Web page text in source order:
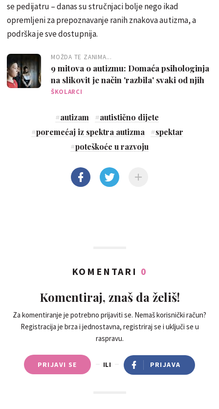
se pedijatru – danas su stručnjaci bolje nego ikad
opremljeni za prepoznavanje ranih znakova autizma, a
podrška je sve dostupnija.
MOŽDA TE ZANIMA...
9 mitova o autizmu: Domaća psihologinja
na slikovit je način 'razbila' svaki od njih
ŠKOLARCI
#autizam #autistično dijete
#poremećaj iz spektra autizma #spektar
#poteškoće u razvoju
KOMENTARI 0
Komentiraj, znaš da želiš!
Za komentiranje je potrebno prijaviti se. Nemaš korisnički račun?
Registracija je brza i jednostavna, registriraj se i uključi se u
raspravu.
PRIJAVI SE ILI PRIJAVA